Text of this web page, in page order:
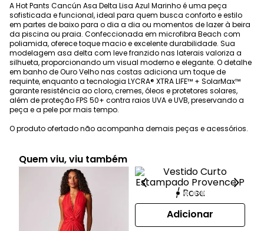
A Hot Pants Cancún Asa Delta Lisa Azul Marinho é uma peça
sofisticada e funcional, ideal para quem busca conforto e estilo
em partes de baixo para o dia a dia ou momentos de lazer à beira
da piscina ou praia. Confeccionada em microfibra Beach com
poliamida, oferece toque macio e excelente durabilidade. Sua
modelagem asa delta com leve franzido nas laterais valoriza a
silhueta, proporcionando um visual moderno e elegante. O detalhe
em banho de Ouro Velho nas costas adiciona um toque de
requinte, enquanto a tecnologia LYCRA® XTRA LIFE™ + SolarMax™
garante resistência ao cloro, cremes, óleos e protetores solares,
além de proteção FPS 50+ contra raios UVA e UVB, preservando a
peça e a pele por mais tempo.
O produto ofertado não acompanha demais peças e acessórios.
Quem viu, viu também
Adicionar